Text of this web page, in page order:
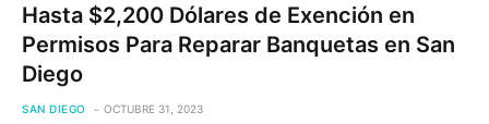
Hasta $2,200 Dólares de Exención en
Permisos Para Reparar Banquetas en San
Diego
SAN DIEGO OCTUBRE 31, 2023